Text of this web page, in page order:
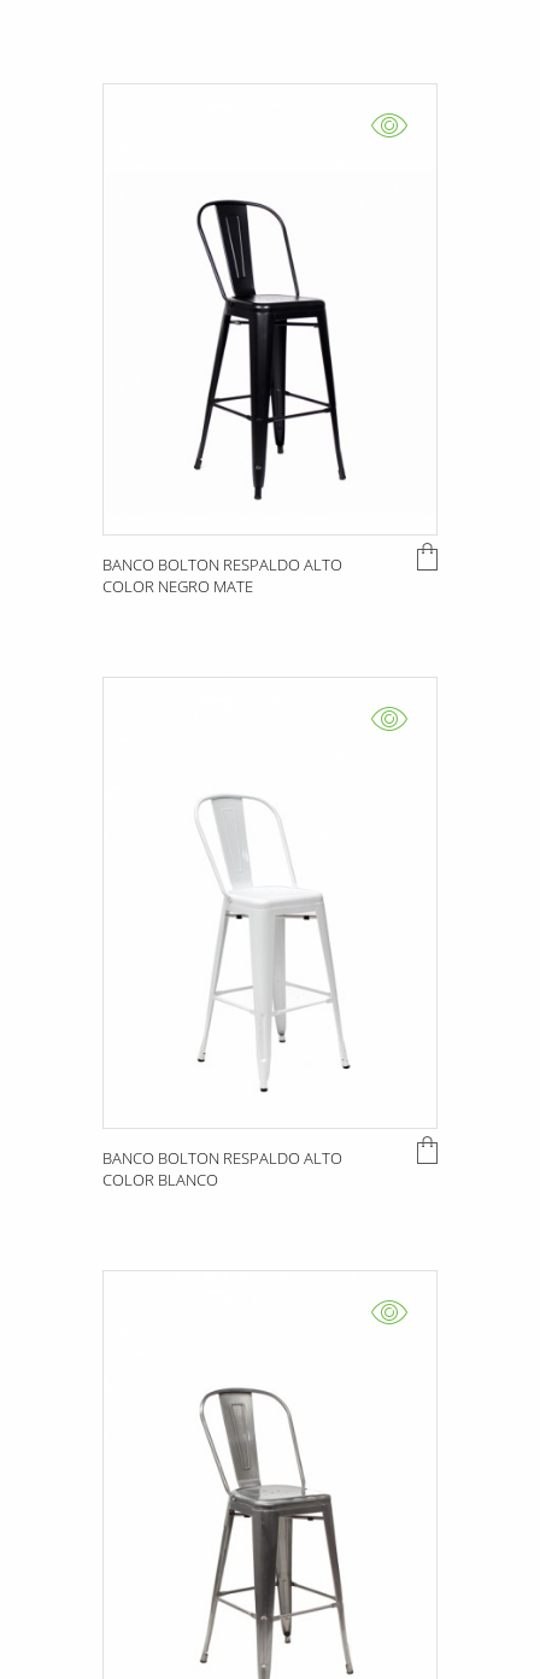
BANCO BOLTON RESPALDO ALTO
COLOR NEGRO MATE
BANCO BOLTON RESPALDO ALTO
COLOR BLANCO